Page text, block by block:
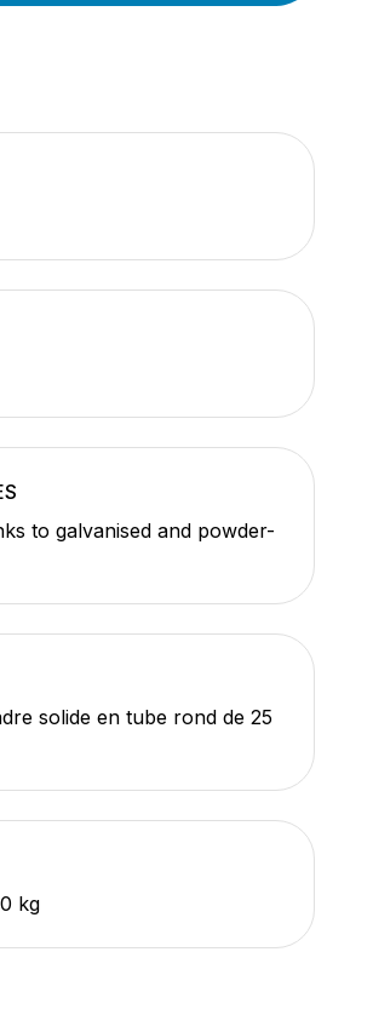
to galvanised and powder-
solide en tube rond de 25
kg